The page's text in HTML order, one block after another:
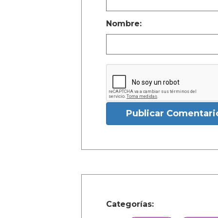
Nombre:
Publicar
Categorías: